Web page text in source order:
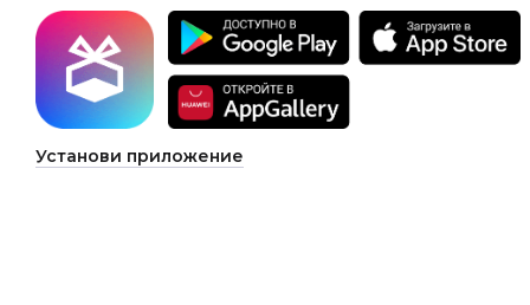
Установи приложение